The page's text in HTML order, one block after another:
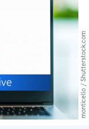
monticello / Shutterstock.com